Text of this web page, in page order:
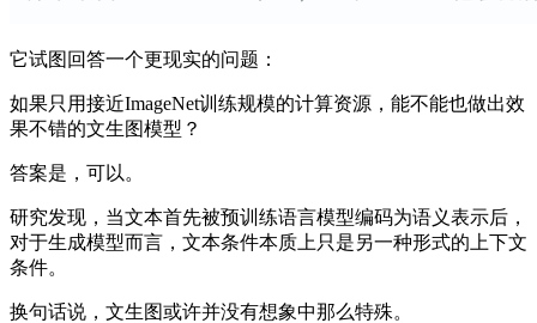
它试图回答一个更现实的问题：
如果只用接近ImageNet训练规模的计算资源，能不能也做出效
果不错的文生图模型？
答案是，可以。
研究发现，当文本首先被预训练语言模型编码为语义表示后，
对于生成模型而言，文本条件本质上只是另一种形式的上下文
条件。
换句话说，文生图或许并没有想象中那么特殊。